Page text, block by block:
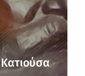
Κατιούσα